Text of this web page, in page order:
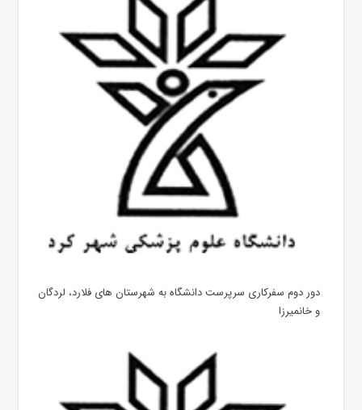
دور دوم سفرکاری سرپرست دانشگاه به شهرستان های فلارد، لردگان
و خانمیرزا